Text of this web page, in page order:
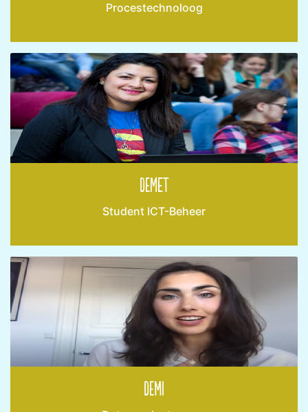
Procestechnoloog
Demet
Student ICT-Beheer
Demi